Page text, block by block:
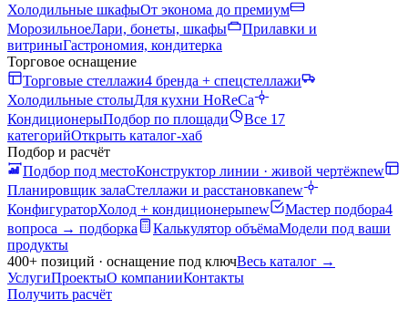
Холодильные шкафыОт эконома до премиум
МорозильноеЛари, бонеты, шкафы
Прилавки и
витриныГастрономия, кондитерка
Торговое оснащение
Торговые стеллажи4 бренда + спецстеллажи
Холодильные столыДля кухни HoReCa
КондиционерыПодбор по площади
Все 17
категорийОткрыть каталог-хаб
Подбор и расчёт
Подбор под местоКонструктор линии · живой чертёжnew
Планировщик залаСтеллажи и расстановкаnew
КонфигураторХолод + кондиционерыnew Мастер подбора4
вопроса → подборка
Калькулятор объёмаМодели под ваши
продукты
400+ позиций · оснащение под ключВесь каталог →
УслугиПроектыО компанииКонтакты
Получить расчёт